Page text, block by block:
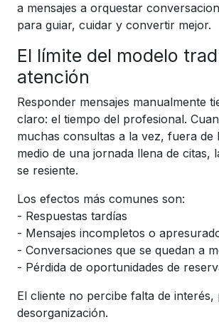
a mensajes a orquestar
para guiar, cuidar y convertir mejor.
El límite del modelo
atención
Responder mensajes manualmente
claro: el tiempo del profesional.
muchas consultas a la vez, fuera de
medio de una jornada llena de citas,
se resiente.
Los efectos más comunes son:
- Respuestas tardías
- Mensajes incompletos o
- Conversaciones que se quedan a
- Pérdida de oportunidades de
El cliente no percibe falta de interés,
desorganización.